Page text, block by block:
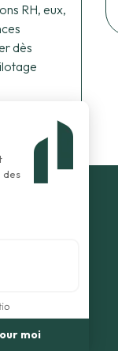
RH, eux,
dès